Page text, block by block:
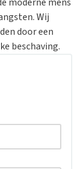
Wij
door een
beschaving.